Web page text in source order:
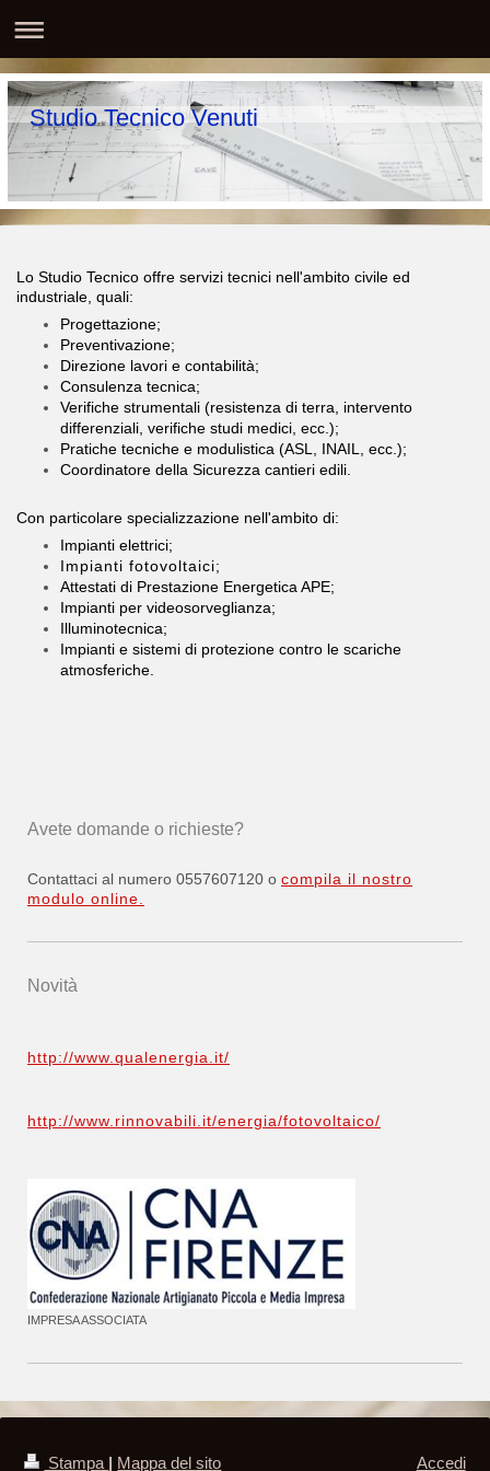
Studio Tecnico Venuti
Lo Studio Tecnico offre servizi tecnici nell'ambito civile ed
industriale, quali:
Progettazione;
Preventivazione;
Direzione lavori e contabilità;
Consulenza tecnica;
Verifiche strumentali (resistenza di terra, intervento
differenziali, verifiche studi medici, ecc.);
Pratiche tecniche e modulistica (ASL, INAIL, ecc.);
Coordinatore della Sicurezza cantieri edili.
Con particolare specializzazione nell'ambito di:
Impianti elettrici;
Impianti fotovoltaici;
Attestati di Prestazione Energetica APE;
Impianti per videosorveglianza;
Illuminotecnica;
Impianti e sistemi di protezione contro le scariche
atmosferiche.
Avete domande o richieste?
Contattaci al numero 0557607120 o compila il nostro
modulo online.
Novità
http://www.qualenergia.it/
http://www.rinnovabili.it/energia/fotovoltaico/
IMPRESA ASSOCIATA
Stampa | Mappa del sito Accedi